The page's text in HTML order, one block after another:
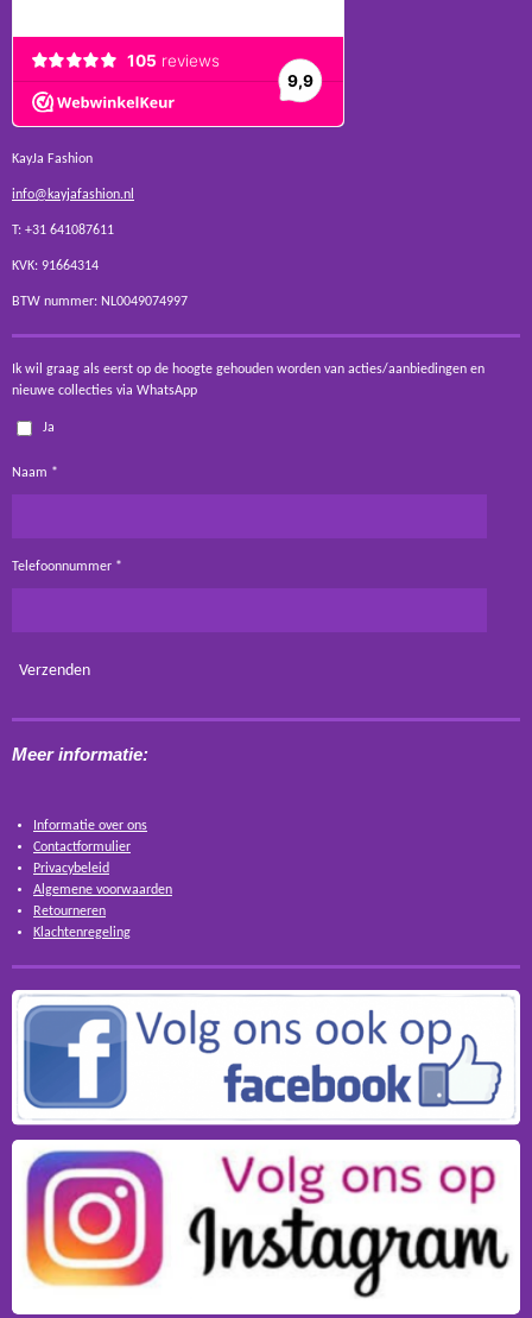
KayJa Fashion
info@kayjafashion.nl
T: +31 641087611
KVK: 91664314
BTW nummer: NL0049074997
Ik wil graag als eerst op de hoogte gehouden worden van acties/aanbiedingen en
nieuwe collecties via WhatsApp
Ja
Naam *
Telefoonnummer *
Verzenden
Meer informatie:
Informatie over ons
Contactformulier
Privacybeleid
Algemene voorwaarden
Retourneren
Klachtenregeling